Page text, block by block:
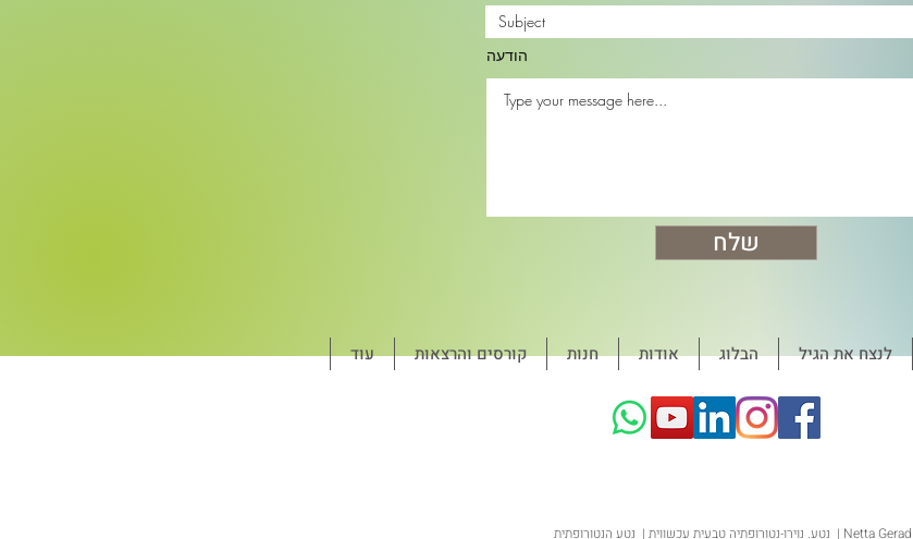
הודעה
שלח
לנצח את הגיל הבלוג אודות חנות קורסים והרצאות עוד
נטע. נוירו-נטורופתיה טבעית עכשווית | נטע הנטורופתית | Netta Gerad